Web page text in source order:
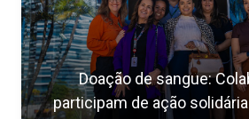
Doação de sangue:
participam de ação